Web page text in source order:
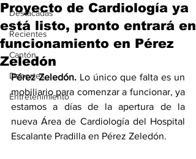
Destacadas
Recientes
Cantón
Deportes
Entretenimiento
Proyecto de Cardiología ya
está listo, pronto entrará en
funcionamiento en Pérez
Zeledón
Pérez Zeledón. Lo único que falta es un
mobiliario para comenzar a funcionar, ya
estamos a días de la apertura de la
nueva Área de Cardiología del Hospital
Escalante Pradilla en Pérez Zeledón.